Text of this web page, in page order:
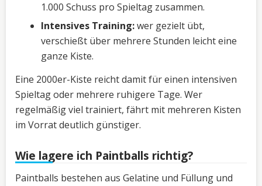
1.000 Schuss pro Spieltag zusammen.
Intensives Training:wer gezielt übt,
verschießt über mehrere Stunden leicht eine
ganze Kiste.
Eine 2000er-Kiste reicht damit für einen intensiven
Spieltag oder mehrere ruhigere Tage. Wer
regelmäßig viel trainiert, fährt mit mehreren Kisten
im Vorrat deutlich günstiger.
Wie lagere ich Paintballs richtig?
Paintballs bestehen aus Gelatine und Füllung und